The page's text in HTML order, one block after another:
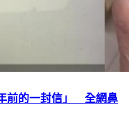
前的一封信」 全網鼻